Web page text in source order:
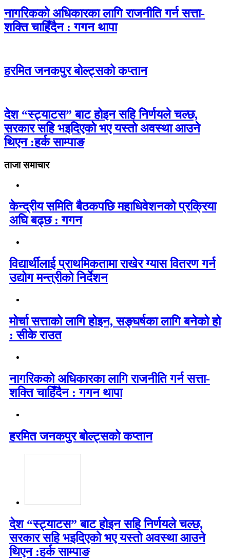
नागरिकको अधिकारका लागि राजनीति गर्न सत्ता-
शक्ति चाहिँदैन : गगन थापा
हरमित जनकपुर बोल्ट्सको कप्तान
देश “स्ट्याटस” बाट होइन सहि निर्णयले चल्छ,
सरकार सहि भइदिएको भए यस्तो अवस्था आउने
थिएन :हर्क साम्पाङ
ताजा समाचार
केन्द्रीय समिति बैठकपछि महाधिवेशनको प्रक्रिया
अघि बढ्छ : गगन
विद्यार्थीलाई प्राथमिकतामा राखेर ग्यास वितरण गर्न
उद्योग मन्त्रीको निर्देशन
मोर्चा सत्ताको लागि होइन, सङ्घर्षका लागि बनेको हो
: सीके राउत
नागरिकको अधिकारका लागि राजनीति गर्न सत्ता-
शक्ति चाहिँदैन : गगन थापा
हरमित जनकपुर बोल्ट्सको कप्तान
देश “स्ट्याटस” बाट होइन सहि निर्णयले चल्छ,
सरकार सहि भइदिएको भए यस्तो अवस्था आउने
थिएन :हर्क साम्पाङ